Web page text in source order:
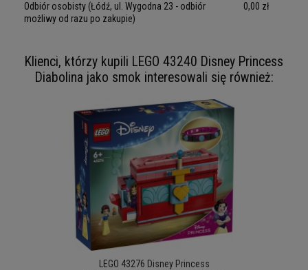
Odbiór osobisty (Łódź, ul. Wygodna 23 - odbiór
możliwy od razu po zakupie)
0,00 zł
Klienci, którzy kupili LEGO 43240 Disney Princess
Diabolina jako smok interesowali się również:
LEGO 43276 Disney Princess